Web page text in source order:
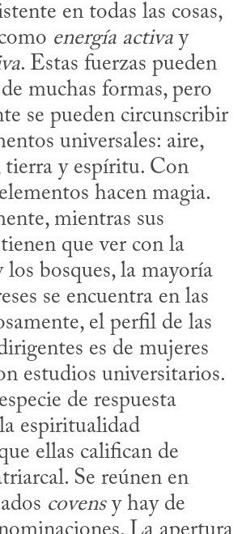
en todas las cosas,
energía activa
y
. Estas fuerzas pueden
muchas formas, pero
se pueden circunscribir
universales: aire,
tierra y espíritu. Con
hacen magia.
mientras sus
que ver con la
los bosques, la mayoría
se encuentra en las
el perfil de las
es de mujeres
estudios universitarios.
de respuesta
espiritualidad
ellas califican de
Se reúnen en
covens y hay de